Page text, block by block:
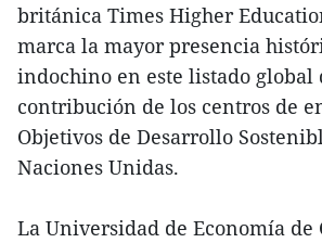
británica Times Higher
marca la mayor presencia
indochino en este listado global
contribución de los centros de
Objetivos de Desarrollo
Naciones Unidas.
La Universidad de Economía de